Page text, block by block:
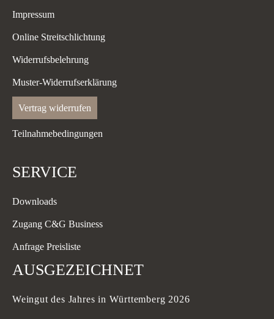
Impressum
Online Streitschlichtung
Widerrufsbelehrung
Muster-Widerrufserklärung
Vertrag widerrufen
Teilnahmebedingungen
SERVICE
Downloads
Zugang C&G Business
Anfrage Preisliste
AUSGEZEICHNET
Weingut des Jahres in Württemberg 2026